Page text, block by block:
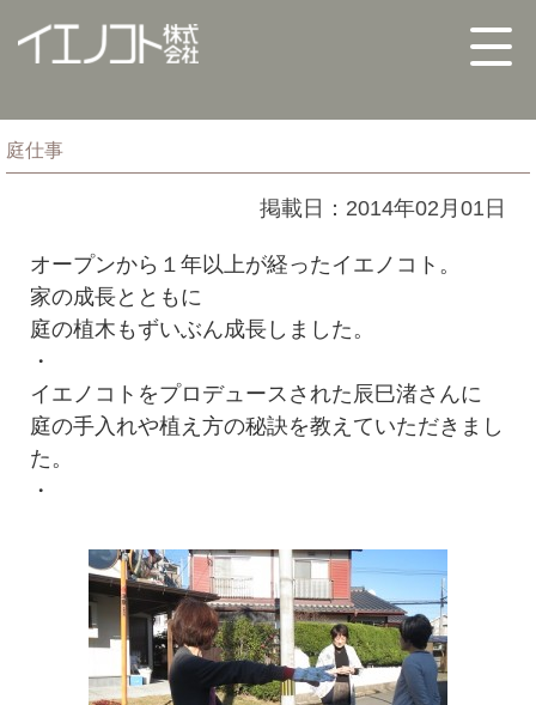
庭仕事
掲載日：2014年02月01日
オープンから１年以上が経ったイエノコト。
家の成長とともに
庭の植木もずいぶん成長しました。
・
イエノコトをプロデュースされた辰巳渚さんに
庭の手入れや植え方の秘訣を教えていただきまし
た。
・